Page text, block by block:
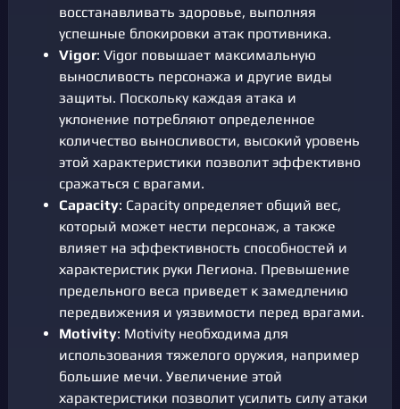
восстанавливать здоровье, выполняя
успешные блокировки атак противника.
Vigor: Vigor повышает максимальную
выносливость персонажа и другие виды
защиты. Поскольку каждая атака и
уклонение потребляют определенное
количество выносливости, высокий уровень
этой характеристики позволит эффективно
сражаться с врагами.
Capacity: Capacity определяет общий вес,
который может нести персонаж, а также
влияет на эффективность способностей и
характеристик руки Легиона. Превышение
предельного веса приведет к замедлению
передвижения и уязвимости перед врагами.
Motivity: Motivity необходима для
использования тяжелого оружия, например
большие мечи. Увеличение этой
характеристики позволит усилить силу атаки